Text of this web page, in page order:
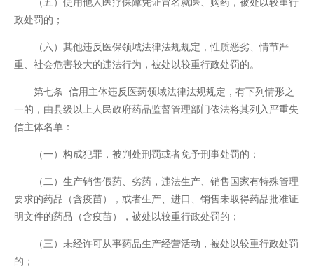
政处罚的；
（六）其他违反医保领域法律法规规定，性质恶劣、情节严
重、社会危害较大的违法行为，被处以较重行政处罚的。
第七条 信用主体违反医药领域法律法规规定，有下列情形之
一的，由县级以上人民政府药品监督管理部门依法将其列入严重失
信主体名单：
（一）构成犯罪，被判处刑罚或者免予刑事处罚的；
（二）生产销售假药、劣药，违法生产、销售国家有特殊管理
要求的药品（含疫苗），或者生产、进口、销售未取得药品批准证
明文件的药品（含疫苗），被处以较重行政处罚的；
（三）未经许可从事药品生产经营活动，被处以较重行政处罚
的；